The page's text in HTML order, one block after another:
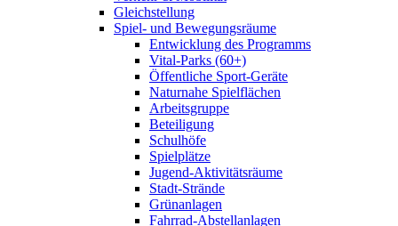
Gleichstellung
Spiel- und Bewegungsräume
Entwicklung des Programms
Vital-Parks (60+)
Öffentliche Sport-Geräte
Naturnahe Spielflächen
Arbeitsgruppe
Beteiligung
Schulhöfe
Spielplätze
Jugend-Aktivitätsräume
Stadt-Strände
Grünanlagen
Fahrrad-Abstellanlagen